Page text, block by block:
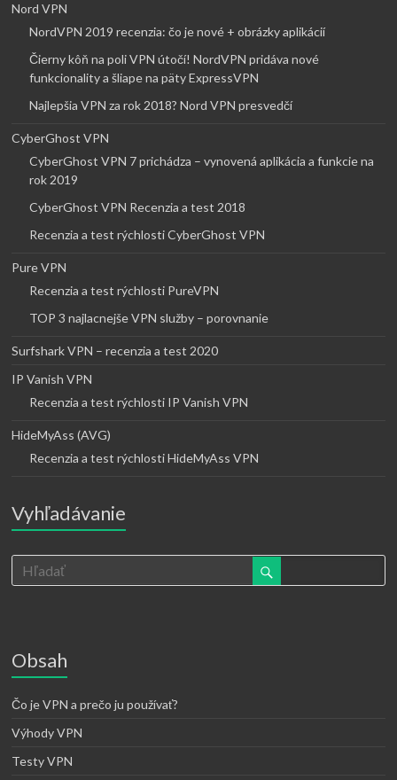
Nord VPN
NordVPN 2019 recenzia: čo je nové + obrázky aplikácií
Čierny kôň na poli VPN útočí! NordVPN pridáva nové
funkcionality a šliape na päty ExpressVPN
Najlepšia VPN za rok 2018? Nord VPN presvedčí
CyberGhost VPN
CyberGhost VPN 7 prichádza – vynovená aplikácia a funkcie na
rok 2019
CyberGhost VPN Recenzia a test 2018
Recenzia a test rýchlosti CyberGhost VPN
Pure VPN
Recenzia a test rýchlosti PureVPN
TOP 3 najlacnejše VPN služby – porovnanie
Surfshark VPN – recenzia a test 2020
IP Vanish VPN
Recenzia a test rýchlosti IP Vanish VPN
HideMyAss (AVG)
Recenzia a test rýchlosti HideMyAss VPN
Vyhľadávanie
Obsah
Čo je VPN a prečo ju používať?
Výhody VPN
Testy VPN